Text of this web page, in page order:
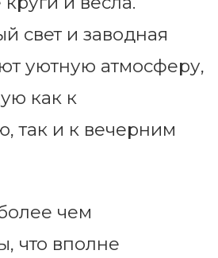
свет и заводная
уютную атмосферу,
как к
так и к вечерним
чем
что вполне